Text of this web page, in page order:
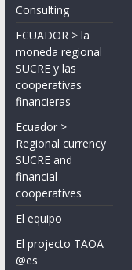
Consulting
ECUADOR > la
moneda regional
SUCRE y las
cooperativas
financieras
Ecuador >
Regional currency
SUCRE and
financial
cooperatives
El equipo
El projecto TAOA
@es